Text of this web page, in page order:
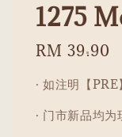
1275
Regular
RM 39.90
· 如注明【
· 门市新品均